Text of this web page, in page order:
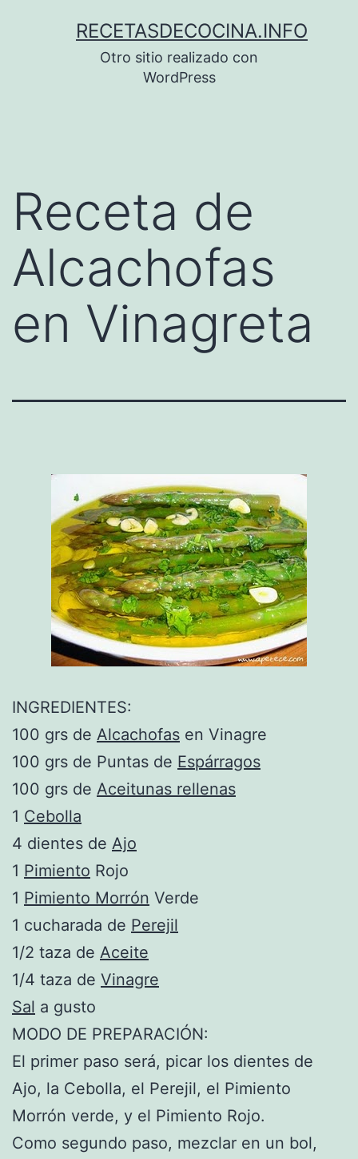
RECETASDECOCINA.INFO
Otro sitio realizado con
WordPress
Receta de
Alcachofas
en Vinagreta
INGREDIENTES:
100 grs de Alcachofas en Vinagre
100 grs de Puntas de Espárragos
100 grs de Aceitunas rellenas
1 Cebolla
4 dientes de Ajo
1 Pimiento Rojo
1 Pimiento Morrón Verde
1 cucharada de Perejil
1/2 taza de Aceite
1/4 taza de Vinagre
Sal a gusto
MODO DE PREPARACIÓN:
El primer paso será, picar los dientes de
Ajo, la Cebolla, el Perejil, el Pimiento
Morrón verde, y el Pimiento Rojo.
Como segundo paso, mezclar en un bol,